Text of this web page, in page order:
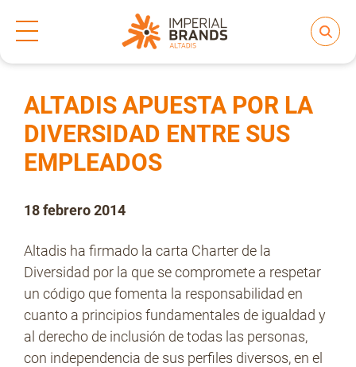
Nuestras Marcas
Regulación
People and Culture
Inicio Notas de prensa
ALTADIS APUESTA POR LA
DIVERSIDAD ENTRE SUS
EMPLEADOS
18 febrero 2014
Altadis ha firmado la carta Charter de la
Diversidad por la que se compromete a respetar
un código que fomenta la responsabilidad en
cuanto a principios fundamentales de igualdad y
al derecho de inclusión de todas las personas,
con independencia de sus perfiles diversos, en el